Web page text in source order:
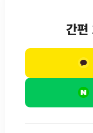
간편